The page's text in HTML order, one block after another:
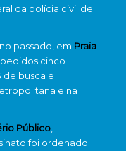
da polícia civil de
passado, em Praia
cinco
de busca e
e na
Público,
foi ordenado